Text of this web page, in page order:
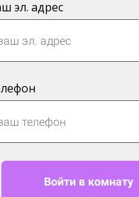
эл. адрес
Войти в комнату